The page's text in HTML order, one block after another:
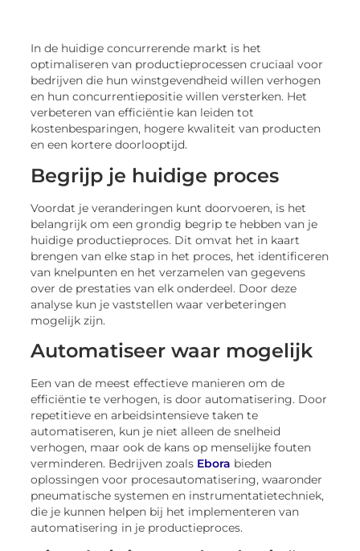
In de huidige concurrerende markt is het
optimaliseren van productieprocessen cruciaal voor
bedrijven die hun winstgevendheid willen verhogen
en hun concurrentiepositie willen versterken. Het
verbeteren van efficiëntie kan leiden tot
kostenbesparingen, hogere kwaliteit van producten
en een kortere doorlooptijd.
Begrijp je huidige proces
Voordat je veranderingen kunt doorvoeren, is het
belangrijk om een grondig begrip te hebben van je
huidige productieproces. Dit omvat het in kaart
brengen van elke stap in het proces, het identificeren
van knelpunten en het verzamelen van gegevens
over de prestaties van elk onderdeel. Door deze
analyse kun je vaststellen waar verbeteringen
mogelijk zijn.
Automatiseer waar mogelijk
Een van de meest effectieve manieren om de
efficiëntie te verhogen, is door automatisering. Door
repetitieve en arbeidsintensieve taken te
automatiseren, kun je niet alleen de snelheid
verhogen, maar ook de kans op menselijke fouten
verminderen. Bedrijven zoals Ebora bieden
oplossingen voor procesautomatisering, waaronder
pneumatische systemen en instrumentatietechniek,
die je kunnen helpen bij het implementeren van
automatisering in je productieproces.